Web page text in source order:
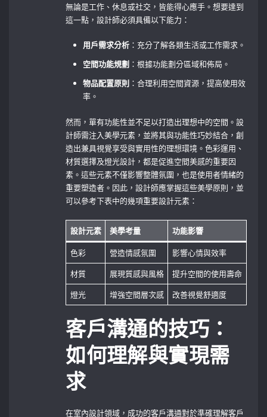
無論是工作、休息或社交，皆能得心應手。想要達到
這一點，設計師必須具備以下能力：
用戶需求分析 ：充分了解各類生活或工作需求。
空間功能規劃 ：根據功能劃分區域和佈局。
物品配置原則 ：合理利用空間資源，提高使用效
率。
然而，單有功能性並不足以打造出理想中的空間。設
計師需注入美學元素，並將其與功能性巧妙結合，創
造出兼具視覺享受與實用性的理想環境。色彩運用、
材質選擇及燈光設計，都是促進空間美感的重要因
素。這些元素不僅影響整體氛圍，也是使用者情緒的
重要塑造者。因此，設計師應掌握這些美學原則，並
可以參考下表中的幾項重要設計元素：
設計元素 美學考量 功能影響
色彩 營造情感氛圍
影響心情與效率
材質
展現質感與風格
提升空間的使用壽命
燈光
增強空間層次感 改善視覺舒適度
客戶溝通的技巧：
如何理解與實現需
求
在室內設計領域，成功的客戶溝通對於準確理解客戶